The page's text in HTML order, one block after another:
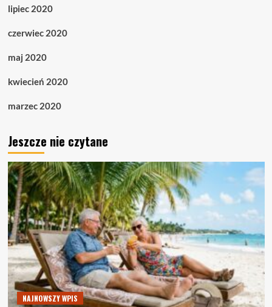
lipiec 2020
czerwiec 2020
maj 2020
kwiecień 2020
marzec 2020
Jeszcze nie czytane
NAJNOWSZY WPIS